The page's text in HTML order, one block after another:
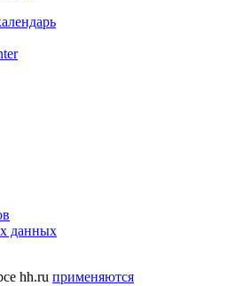
данных
hh.ru применяются